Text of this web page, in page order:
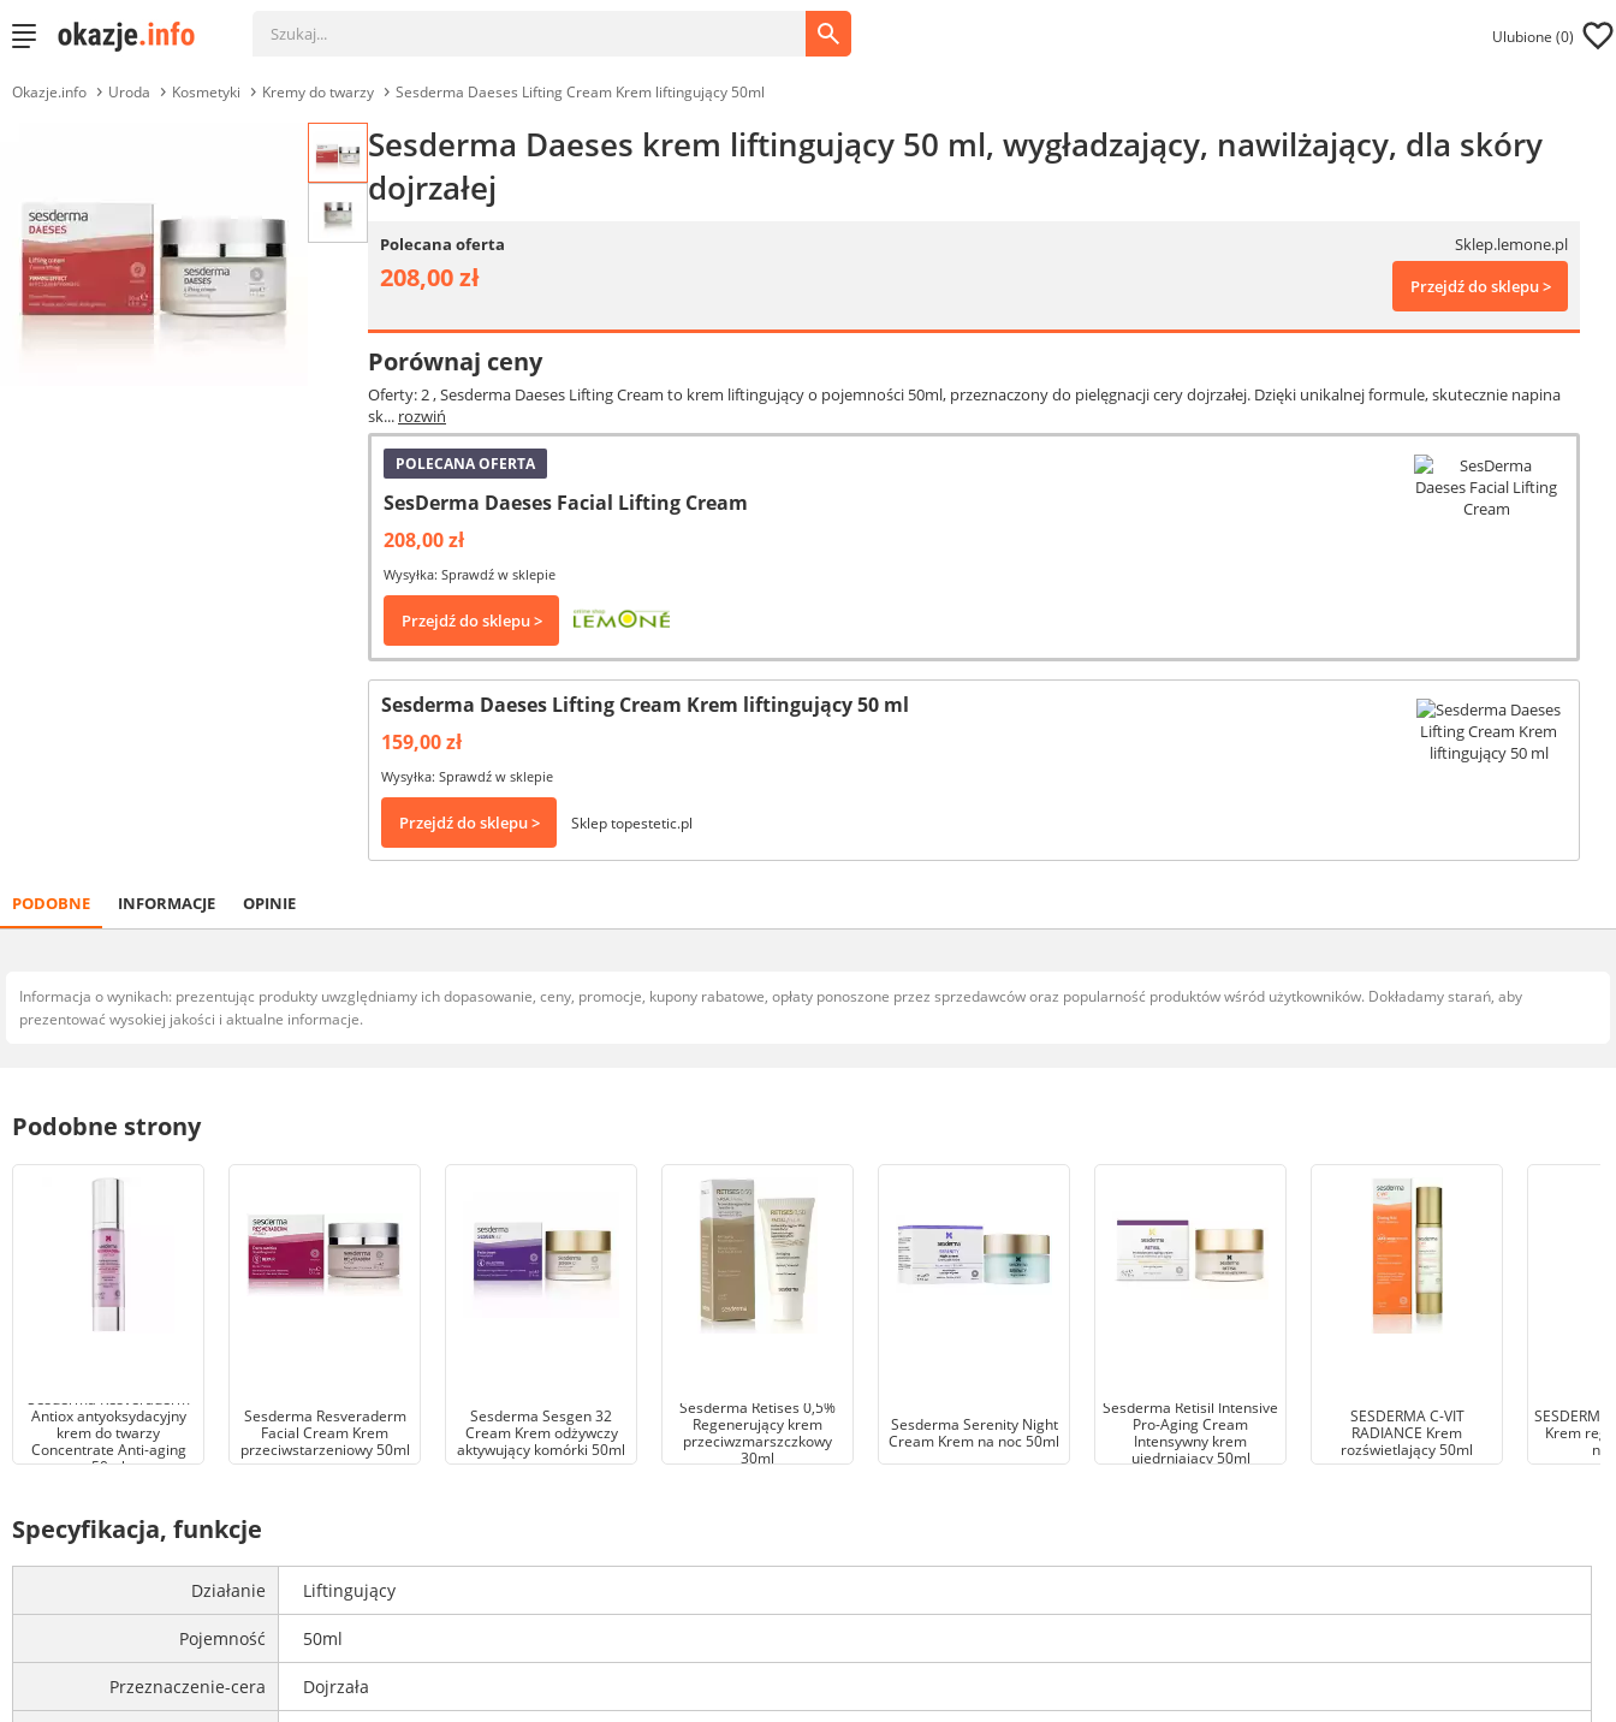
Ulubione (0)
Okazje.info Uroda Kosmetyki Kremy do twarzy Sesderma Daeses Lifting Cream Krem liftingujący 50ml
Sesderma Daeses krem liftingujący 50 ml, wygładzający, nawilżający, dla skóry
dojrzałej
Polecana oferta Sklep.lemone.pl
208,00 zł Przejdź do sklepu >
Porównaj ceny
Oferty: 2, Sesderma Daeses Lifting Cream to krem liftingujący o pojemności 50ml, przeznaczony do pielęgnacji cery dojrzałej. Dzięki unikalnej formule, skutecznie napina
sk... rozwiń
POLECANA OFERTA
SesDerma Daeses Facial Lifting Cream
208,00 zł
Wysyłka: Sprawdź w sklepie
Przejdź do sklepu >
Sesderma Daeses Lifting Cream Krem liftingujący 50 ml
159,00 zł
Wysyłka: Sprawdź w sklepie
Przejdź do sklepu > Sklep topestetic.pl
PODOBNE INFORMACJE OPINIE
Informacja o wynikach: prezentując produkty uwzględniamy ich dopasowanie, ceny, promocje, kupony rabatowe, opłaty ponoszone przez sprzedawców oraz popularność produktów wśród użytkowników. Dokładamy starań, aby
prezentować wysokiej jakości i aktualne informacje.
Podobne strony
Sesderma Resveraderm
Antiox antyoksydacyjny
krem do twarzy
Concentrate Anti-aging
50ml
Sesderma Resveraderm
Facial Cream Krem
przeciwstarzeniowy 50ml
Sesderma Sesgen 32
Cream Krem odżywczy
aktywujący komórki 50ml
Sesderma Retises 0,5%
Regenerujący krem
przeciwzmarszczkowy
30ml
Sesderma Serenity Night
Cream Krem na noc 50ml
Sesderma Retisil Intensive
Pro-Aging Cream
Intensywny krem
ujędrniający 50ml
SESDERMA C-VIT
RADIANCE Krem
rozświetlający 50ml
SESDERMA
Krem
Specyfikacja, funkcje
Działanie Liftingujący
Pojemność 50ml
Przeznaczenie-cera Dojrzała